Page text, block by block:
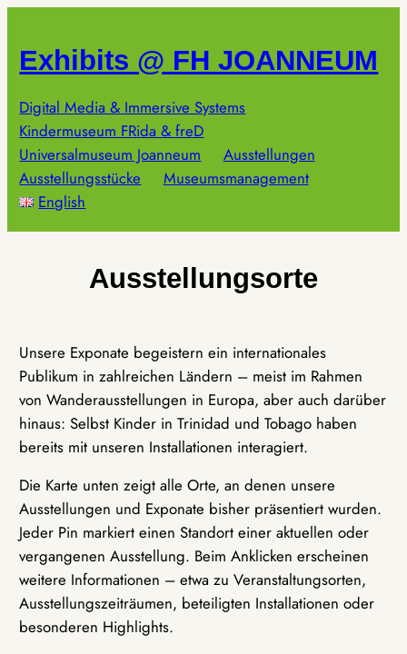
springen
Exhibits @ FH JOANNEUM
Digital Media & Immersive Systems
Kindermuseum FRida & freD
Universalmuseum Joanneum
Ausstellungen
Ausstellungsstücke
Museumsmanagement
English
Ausstellungsorte
Unsere Exponate begeistern ein internationales
Publikum in zahlreichen Ländern – meist im Rahmen
von Wanderausstellungen in Europa, aber auch darüber
hinaus: Selbst Kinder in Trinidad und Tobago haben
bereits mit unseren Installationen interagiert.
Die Karte unten zeigt alle Orte, an denen unsere
Ausstellungen und Exponate bisher präsentiert wurden.
Jeder Pin markiert einen Standort einer aktuellen oder
vergangenen Ausstellung. Beim Anklicken erscheinen
weitere Informationen – etwa zu Veranstaltungsorten,
Ausstellungszeiträumen, beteiligten Installationen oder
besonderen Highlights.